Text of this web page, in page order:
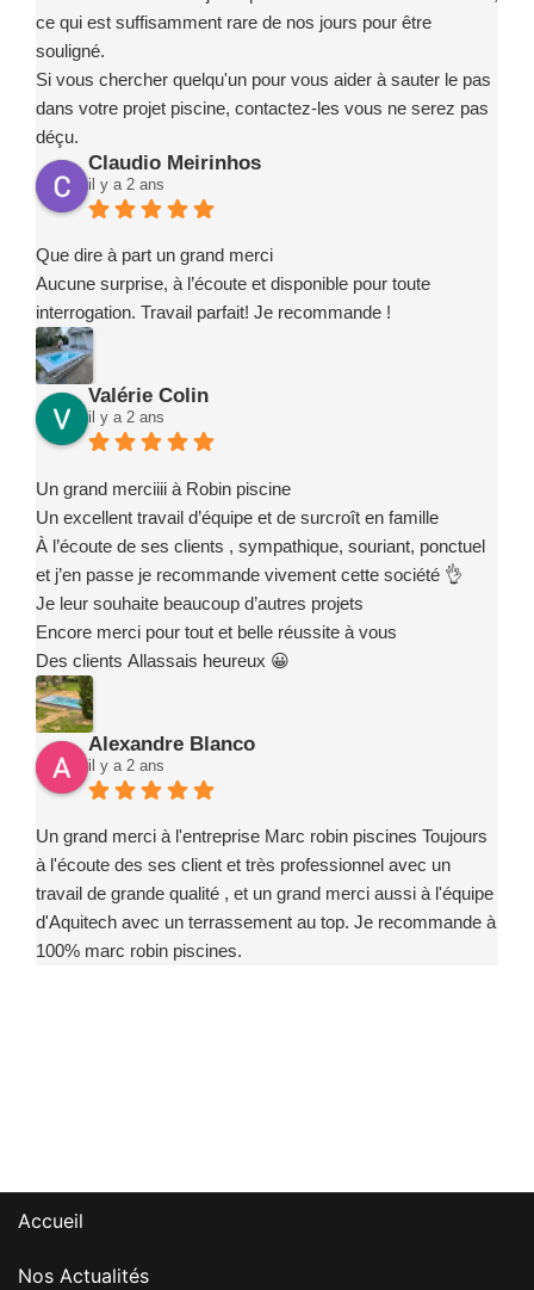
ce qui est suffisamment rare de nos jours pour être
souligné.
Si vous chercher quelqu'un pour vous aider à sauter le pas
dans votre projet piscine, contactez-les vous ne serez pas
déçu.
Claudio Meirinhos
il y a 2 ans
Que dire à part un grand merci
Aucune surprise, à l’écoute et disponible pour toute
interrogation. Travail parfait! Je recommande !
Valérie Colin
il y a 2 ans
Un grand merciiii à Robin piscine
Un excellent travail d’équipe et de surcroît en famille
À l’écoute de ses clients , sympathique, souriant, ponctuel
et j’en passe je recommande vivement cette société 👌
Je leur souhaite beaucoup d’autres projets
Encore merci pour tout et belle réussite à vous
Des clients Allassais heureux 😀
Alexandre Blanco
il y a 2 ans
Un grand merci à l'entreprise Marc robin piscines Toujours
à l'écoute des ses client et très professionnel avec un
travail de grande qualité , et un grand merci aussi à l'équipe
d'Aquitech avec un terrassement au top. Je recommande à
100% marc robin piscines.
Accueil
Nos Actualités